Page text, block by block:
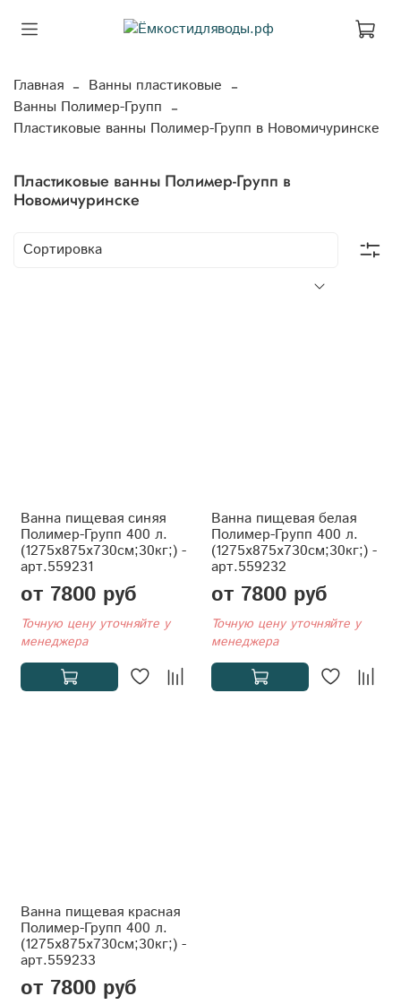
Главная
Ванны пластиковые
Ванны Полимер-Групп
Пластиковые ванны Полимер-Групп в Новомичуринске
Пластиковые ванны Полимер-Групп в
Новомичуринске
Ванна пищевая синяя
Полимер-Групп 400 л.
(1275x875x730см;30кг;) -
арт.559231
от 7800 руб
Точную цену уточняйте у
менеджера
Ванна пищевая белая
Полимер-Групп 400 л.
(1275x875x730см;30кг;) -
арт.559232
от 7800 руб
Точную цену уточняйте у
менеджера
Ванна пищевая красная
Полимер-Групп 400 л.
(1275x875x730см;30кг;) -
арт.559233
от 7800 руб